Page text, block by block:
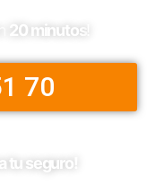
20 minutos
70
tu seguro!